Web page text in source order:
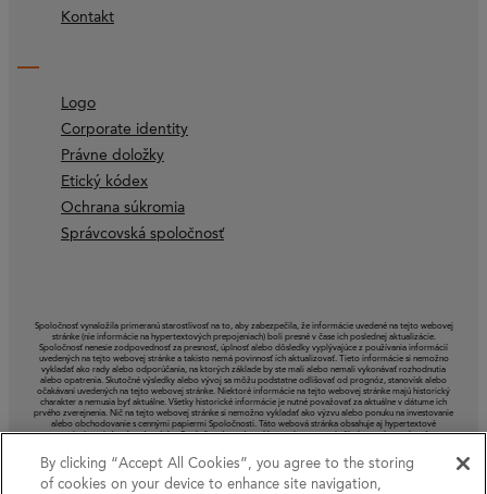
Kontakt
Logo
Corporate identity
Právne doložky
Etický kódex
Ochrana súkromia
Správcovská spoločnosť
Spoločnosť vynaložila primeranú starostlivosť na to, aby zabezpečila, že informácie uvedené na tejto webovej
stránke (nie informácie na hypertextových prepojeniach) boli presné v čase ich poslednej aktualizácie.
Spoločnosť nenesie zodpovednosť za presnosť, úplnosť alebo dôsledky vyplývajúce z používania informácií
uvedených na tejto webovej stránke a takisto nemá povinnosť ich aktualizovať. Tieto informácie si nemožno
vykladať ako rady alebo odporúčania, na ktorých základe by ste mali alebo nemali vykonávať rozhodnutia
alebo opatrenia. Skutočné výsledky alebo vývoj sa môžu podstatne odlišovať od prognóz, stanovísk alebo
očakávaní uvedených na tejto webovej stránke. Niektoré informácie na tejto webovej stránke majú historický
charakter a nemusia byť aktuálne. Všetky historické informácie je nutné považovať za aktuálne v dátume ich
prvého zverejnenia. Nič na tejto webovej stránke si nemožno vykladať ako výzvu alebo ponuku na investovanie
alebo obchodovanie s cennými papiermi Spoločnosti. Táto webová stránka obsahuje aj hypertextové
prepojenia na iné webové stránky. Spoločnosť nemá pod kontrolou a nenesie žiadnu zodpovednosť za
By clicking “Accept All Cookies”, you agree to the storing
of cookies on your device to enhance site navigation,